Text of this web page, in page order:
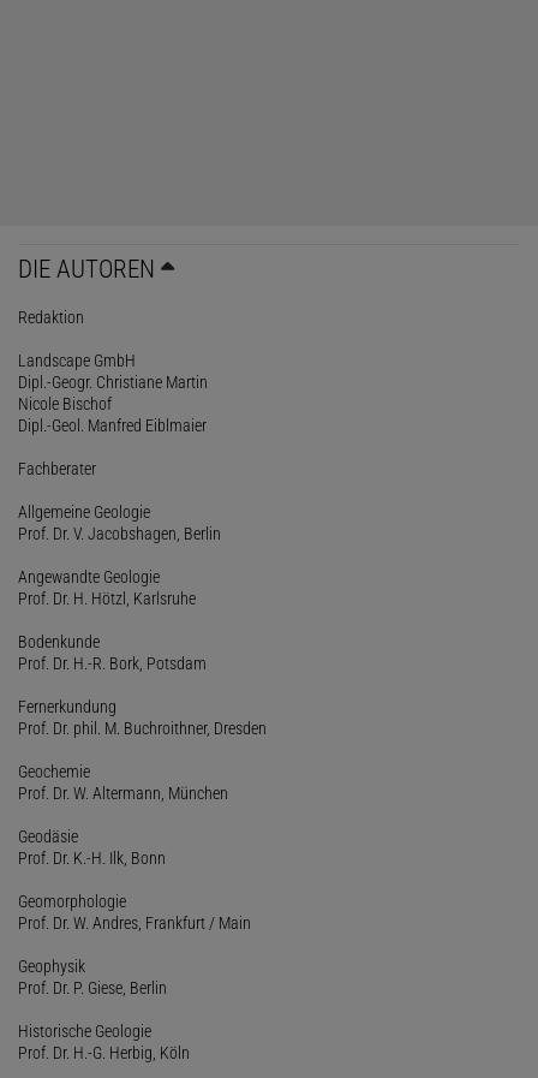
DIE AUTOREN
Redaktion
Landscape GmbH
Dipl.-Geogr. Christiane Martin
Nicole Bischof
Dipl.-Geol. Manfred Eiblmaier
Fachberater
Allgemeine Geologie
Prof. Dr. V. Jacobshagen, Berlin
Angewandte Geologie
Prof. Dr. H. Hötzl, Karlsruhe
Bodenkunde
Prof. Dr. H.-R. Bork, Potsdam
Fernerkundung
Prof. Dr. phil. M. Buchroithner, Dresden
Geochemie
Prof. Dr. W. Altermann, München
Geodäsie
Prof. Dr. K.-H. Ilk, Bonn
Geomorphologie
Prof. Dr. W. Andres, Frankfurt / Main
Geophysik
Prof. Dr. P. Giese, Berlin
Historische Geologie
Prof. Dr. H.-G. Herbig, Köln